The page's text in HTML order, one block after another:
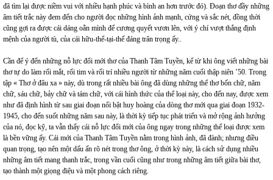
đã tìm lại được niềm vui với nhiều hạnh phúc và bình an hơn trước đó). Đoạn thơ đầy những
âm tiết trắc này đem đến cho người đọc những hình ảnh mạnh, cứng và sắc nét, đồng thời
cũng gợi ra được cái dáng oằn mình để cương quyết vươn lên, với ý chí vượt thắng định
mệnh của người tù, của cái hữu-thể-tại-thế đáng trân trọng ấy..
Cần để ý đến những nỗ lực đổi mới thơ của Thanh Tâm Tuyền, kể từ khi ông viết những bài
thơ tự do làm rối mắt, rối tim và rối trí nhiều người từ những năm cuối thập niên ’50. Trong
tập « Thơ ở đâu xa » này, dù trong rất nhiều bài ông đã dùng những thể thơ bốn chữ, năm
chữ, sáu chữ, bảy chữ và tám chữ, với cái hình thức của thể loại này, cho đến nay, được xem
như đã định hình từ sau giai đoạn nổi bật huy hoàng của dòng thơ mới qua giai đoạn 1932-
1945, cho đến suốt những năm sau này, là thời kỳ tiếp tục phát triển và mở rộng ảnh hưởng
của nó, đọc kỹ, ta vẫn thấy cái nỗ lực đổi mới của ông ngay trong những thể loại được xem
là bền vững ấy. Cái mới của Thanh Tâm Tuyền nằm trong hình ảnh, đã đành; nhưng điều
quan trọng, tạo nên một dấu ấn rõ nét trong thơ ông, ở thời kỳ này, là cách sử dụng nhiều
những âm tiết mang thanh trắc, trong vần cuối cũng như trong những âm tiết giữa bài thơ,
tạo thành một giọng điệu và một phong cách riêng.